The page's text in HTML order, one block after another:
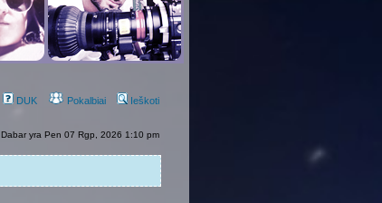
DUK Pokalbiai Ieškoti
Dabar yra Pen 07 Rgp, 2026 1:10 pm